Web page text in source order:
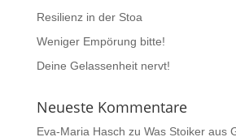
Resilienz in der Stoa
Weniger Empörung bitte!
Deine Gelassenheit nervt!
Neueste Kommentare
Eva-Maria Hasch zu Was Stoiker aus